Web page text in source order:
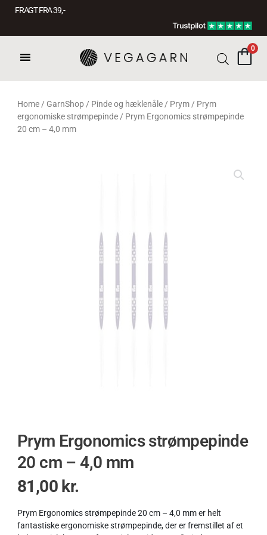
FRAGT FRA 39, -
0
Home/ GarnShop / Pinde og hæklenåle/ Prym/ Prym
ergonomiske strømpepinde/ Prym Ergonomics strømpepinde
20 cm – 4,0 mm
Prym Ergonomics strømpepinde
20 cm – 4,0 mm
81,00 kr.
Prym Ergonomics strømpepinde 20 cm – 4,0 mm er helt
fantastiske ergonomiske strømpepinde, der er fremstillet af et